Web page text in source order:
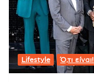
Lifestyle Ό,τι είναι!